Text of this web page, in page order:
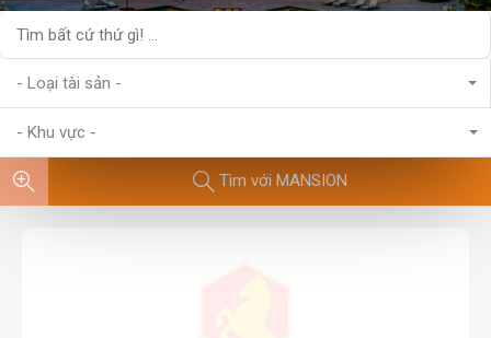
- Loại tài sản -
- Khu vực -
Tìm với MANSION